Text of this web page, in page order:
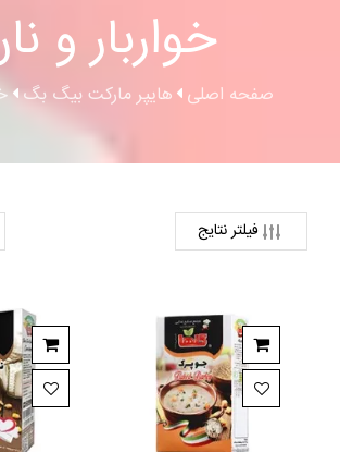
خواربار و
صفحه اصلی هایپر مارکت بیگ بگ
فیلتر نتایج